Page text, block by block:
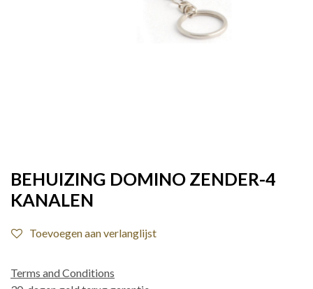
BEHUIZING DOMINO ZENDER-4
KANALEN
Toevoegen aan verlanglijst
Terms and Conditions